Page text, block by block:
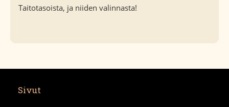
Taitotasoista, ja niiden valinnasta!
Sivut